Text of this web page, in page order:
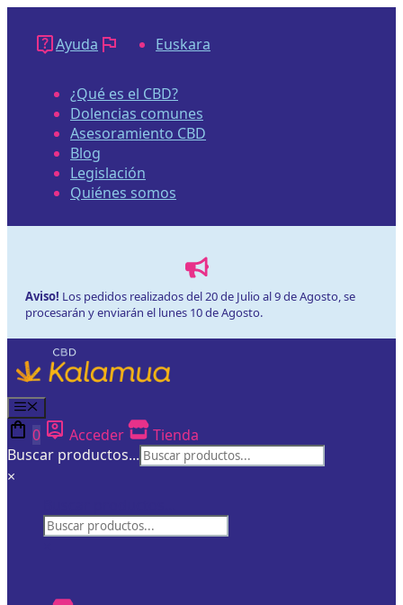
contenido
Ayuda Euskara
¿Qué es el CBD?
Dolencias comunes
Asesoramiento CBD
Blog
Legislación
Quiénes somos
Aviso! Los pedidos realizados del 20 de Julio al 9 de Agosto, se
procesarán y enviarán el lunes 10 de Agosto.
0 Acceder
Tienda
Buscar productos...
×